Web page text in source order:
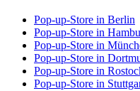
Pop-up-Store in Berlin
Pop-up-Store in
Pop-up-Store in
Pop-up-Store in
Pop-up-Store in
Pop-up-Store in